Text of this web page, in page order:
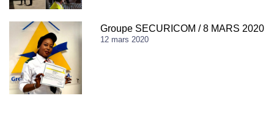
Groupe SECURICOM / 8 MARS 2020
12 mars 2020